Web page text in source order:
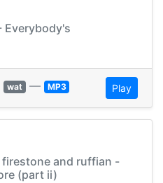
Everybody's
wat — MP3 Play
firestone and ruffian -
(part ii)